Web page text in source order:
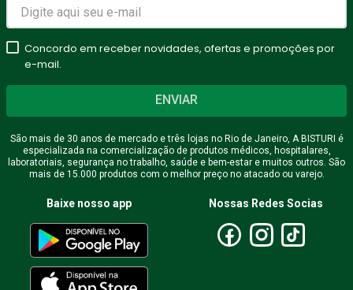
Concordo em receber novidades, ofertas e promoções por
e-mail.
ENVIAR
São mais de 30 anos de mercado e três lojas no Rio de Janeiro, A BISTURI é
especializada na comercialização de produtos médicos, hospitalares,
laboratoriais, segurança no trabalho, saúde e bem-estar e muitos outros. São
mais de 15.000 produtos com o melhor preço no atacado ou varejo.
Baixe nosso app Nossas Redes Socias